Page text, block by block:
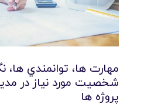
مهارت ها، توانمندي
شخصيت مورد نياز در
پروژه ها